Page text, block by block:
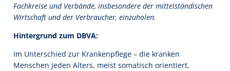
Fachkreise und Verbände, insbesondere der mittelständischen
Wirtschaft und der Verbraucher, einzuholen.
Hintergrund zum DBVA:
Im Unterschied zur Krankenpflege – die kranken
Menschen jeden Alters, meist somatisch orientiert,